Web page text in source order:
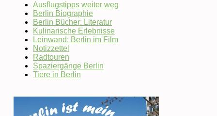
Ausflugstipps weiter weg
Berlin Biographie
Berlin Bücher: Literatur
Kulinarische Erlebnisse
Leinwand: Berlin im Film
Notizzettel
Radtouren
Spaziergänge Berlin
Tiere in Berlin